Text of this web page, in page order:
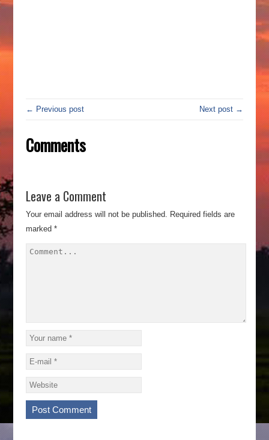
← Previous post Next post →
Comments
Leave a Comment
Your email address will not be published. Required fields are
marked *